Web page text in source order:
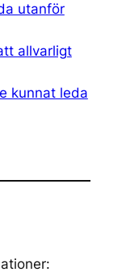
utanför
allvarligt
kunnat leda